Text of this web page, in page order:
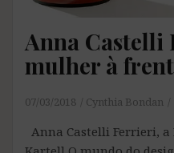
Anna Castelli
mulher à
07/03/2018 Cynthia Bondan
Anna Castelli Ferrieri,